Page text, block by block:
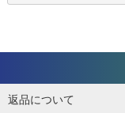
返品について